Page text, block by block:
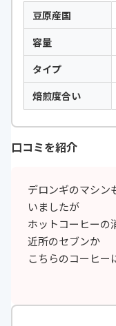
豆原産国
容量
タイプ
焙煎度合い
口コミを紹介
デロンギのマシン
いましたが
ホットコーヒーの
近所のセブンか
こちらのコーヒー